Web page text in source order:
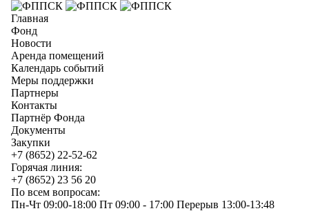
Главная
Фонд
Новости
Аренда помещений
Календарь событий
Меры поддержки
Партнеры
Контакты
Партнёр Фонда
Документы
Закупки
+7 (8652) 22-52-62
Горячая линия:
+7 (8652) 23 56 20
По всем вопросам:
Пн-Чт 09:00-18:00 Пт 09:00 - 17:00 Перерыв 13:00-13:48